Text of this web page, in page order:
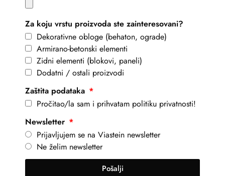
Za koju vrstu proizvoda ste zainteresovani?
Dekorativne obloge (behaton, ograde)
Armirano-betonski elementi
Zidni elementi (blokovi, paneli)
Dodatni / ostali proizvodi
Zaštita podataka
Pročitao/la sam i prihvatam politiku privatnosti!
Newsletter
Prijavljujem se na Viastein newsletter
Ne želim newsletter
Pošalji